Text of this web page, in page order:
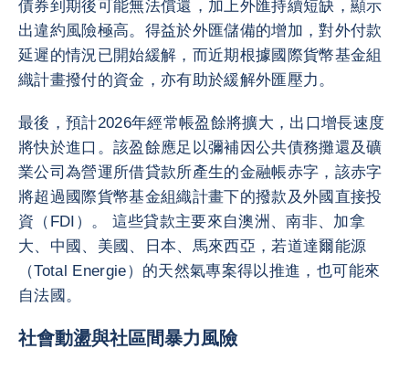
債券到期後可能無法償還，加上外匯持續短缺，顯示
出違約風險極高。得益於外匯儲備的增加，對外付款
延遲的情況已開始緩解，而近期根據國際貨幣基金組
織計畫撥付的資金，亦有助於緩解外匯壓力。
最後，預計2026年經常帳盈餘將擴大，出口增長速度
將快於進口。該盈餘應足以彌補因公共債務攤還及礦
業公司為營運所借貸款所產生的金融帳赤字，該赤字
將超過國際貨幣基金組織計畫下的撥款及外國直接投
資（FDI）。 這些貸款主要來自澳洲、南非、加拿
大、中國、美國、日本、馬來西亞，若道達爾能源
（Total Energie）的天然氣專案得以推進，也可能來
自法國。
社會動盪與社區間暴力風險